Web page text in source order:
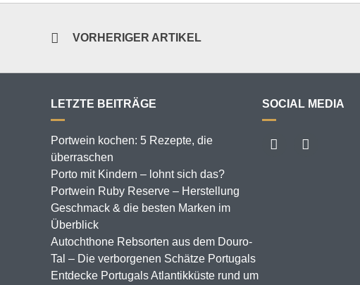
VORHERIGER ARTIKEL
LETZTE BEITRÄGE
Portwein kochen: 5 Rezepte, die
überraschen
Porto mit Kindern – lohnt sich das?
Portwein Ruby Reserve – Herstellung
Geschmack & die besten Marken im
Überblick
Autochthone Rebsorten aus dem Douro-
Tal – Die verborgenen Schätze Portugals
Entdecke Portugals Atlantikküste rund um
SOCIAL MEDIA